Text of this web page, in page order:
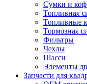
Сумки и
Топливная
Топливные
Тормозная
Фильтры
Чехлы
Шасси
Элементы
Запчасти для